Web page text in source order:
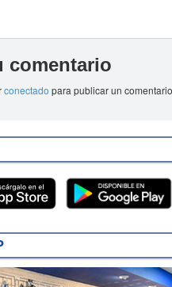
comentario
conectado para publicar un